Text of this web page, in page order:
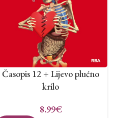
Časopis 12 + Lijevo plućno
krilo
8.99€